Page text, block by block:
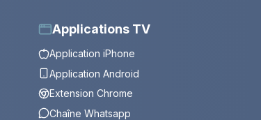
Applications TV
Application iPhone
Application Android
Extension Chrome
Chaîne Whatsapp